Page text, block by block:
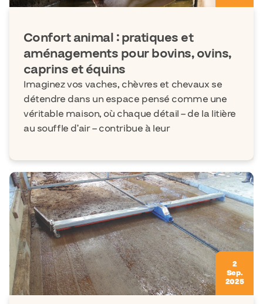
Confort animal : pratiques et
aménagements pour bovins, ovins,
caprins et équins
Imaginez vos vaches, chèvres et chevaux se
détendre dans un espace pensé comme une
véritable maison, où chaque détail – de la litière
au souffle d’air – contribue à leur
2
Sep.
2025